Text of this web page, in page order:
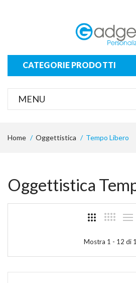
CATEGORIE PRODOTTI
MENU
Home Oggettistica Tempo Libero
Oggettistica
Mostra 1 - 12 di